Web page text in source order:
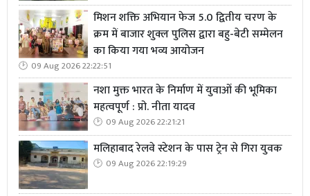
मिशन शक्ति अभियान फेज 5.0 द्वितीय चरण के
क्रम में बाजार शुक्ल पुलिस द्वारा बहु-बेटी सम्मेलन
का किया गया भव्य आयोजन
09 Aug 2026 22:22:51
नशा मुक्त भारत के निर्माण में युवाओं की भूमिका
महत्वपूर्ण : प्रो. नीता यादव
09 Aug 2026 22:21:21
मलिहाबाद रेलवे स्टेशन के पास ट्रेन से गिरा युवक
09 Aug 2026 22:19:29